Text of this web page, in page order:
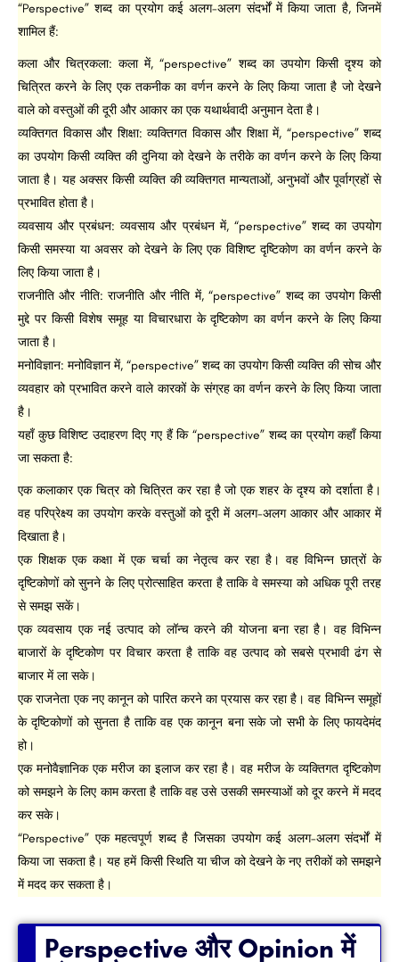
“Perspective” शब्द का प्रयोग कई अलग-अलग संदर्भों में किया जाता है, जिनमें
शामिल हैं:
कला और चित्रकला: कला में, “perspective” शब्द का उपयोग किसी दृश्य को
चित्रित करने के लिए एक तकनीक का वर्णन करने के लिए किया जाता है जो देखने
वाले को वस्तुओं की दूरी और आकार का एक यथार्थवादी अनुमान देता है।
व्यक्तिगत विकास और शिक्षा: व्यक्तिगत विकास और शिक्षा में, “perspective” शब्द
का उपयोग किसी व्यक्ति की दुनिया को देखने के तरीके का वर्णन करने के लिए किया
जाता है। यह अक्सर किसी व्यक्ति की व्यक्तिगत मान्यताओं, अनुभवों और पूर्वाग्रहों से
प्रभावित होता है।
व्यवसाय और प्रबंधन: व्यवसाय और प्रबंधन में, “perspective” शब्द का उपयोग
किसी समस्या या अवसर को देखने के लिए एक विशिष्ट दृष्टिकोण का वर्णन करने के
लिए किया जाता है।
राजनीति और नीति: राजनीति और नीति में, “perspective” शब्द का उपयोग किसी
मुद्दे पर किसी विशेष समूह या विचारधारा के दृष्टिकोण का वर्णन करने के लिए किया
जाता है।
मनोविज्ञान: मनोविज्ञान में, “perspective” शब्द का उपयोग किसी व्यक्ति की सोच और
व्यवहार को प्रभावित करने वाले कारकों के संग्रह का वर्णन करने के लिए किया जाता
है।
यहाँ कुछ विशिष्ट उदाहरण दिए गए हैं कि “perspective” शब्द का प्रयोग कहाँ किया
जा सकता है:
एक कलाकार एक चित्र को चित्रित कर रहा है जो एक शहर के दृश्य को दर्शाता है।
वह परिप्रेक्ष्य का उपयोग करके वस्तुओं को दूरी में अलग-अलग आकार और आकार में
दिखाता है।
एक शिक्षक एक कक्षा में एक चर्चा का नेतृत्व कर रहा है। वह विभिन्न छात्रों के
दृष्टिकोणों को सुनने के लिए प्रोत्साहित करता है ताकि वे समस्या को अधिक पूरी तरह
से समझ सकें।
एक व्यवसाय एक नई उत्पाद को लॉन्च करने की योजना बना रहा है। वह विभिन्न
बाजारों के दृष्टिकोण पर विचार करता है ताकि वह उत्पाद को सबसे प्रभावी ढंग से
बाजार में ला सके।
एक राजनेता एक नए कानून को पारित करने का प्रयास कर रहा है। वह विभिन्न समूहों
के दृष्टिकोणों को सुनता है ताकि वह एक कानून बना सके जो सभी के लिए फायदेमंद
हो।
एक मनोवैज्ञानिक एक मरीज का इलाज कर रहा है। वह मरीज के व्यक्तिगत दृष्टिकोण
को समझने के लिए काम करता है ताकि वह उसे उसकी समस्याओं को दूर करने में मदद
कर सके।
“Perspective” एक महत्वपूर्ण शब्द है जिसका उपयोग कई अलग-अलग संदर्भों में
किया जा सकता है। यह हमें किसी स्थिति या चीज को देखने के नए तरीकों को समझने
में मदद कर सकता है।
Perspective और Opinion में